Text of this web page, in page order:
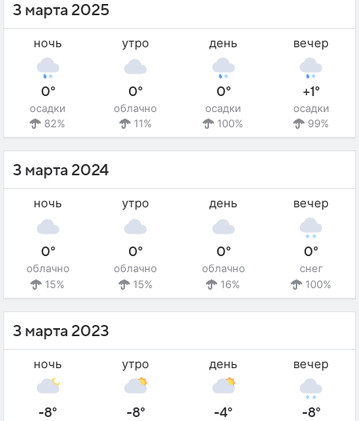
3 марта 2025
ночь
0°
осадки
82%
утро
0°
облачно
11%
день
0°
осадки
100%
вечер
+1°
осадки
99%
3 марта 2024
ночь
0°
облачно
15%
утро
0°
облачно
15%
день
0°
облачно
16%
вечер
0°
снег
100%
3 марта 2023
ночь
-8°
утро
-8°
день
-4°
вечер
-8°